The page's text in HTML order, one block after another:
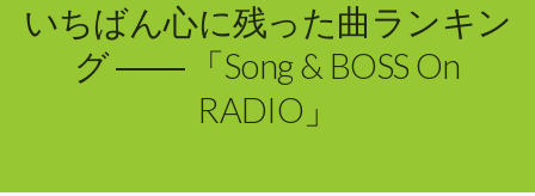
いちばん心に残った曲ランキン
グ ―― 「Song & BOSS On
RADIO」